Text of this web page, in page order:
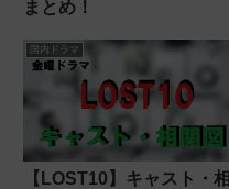
まとめ！
国内ドラマ
【LOST10】キャスト・相